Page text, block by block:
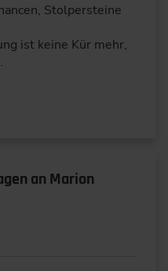
Stolpersteine
ist keine Kür mehr,
an Marion